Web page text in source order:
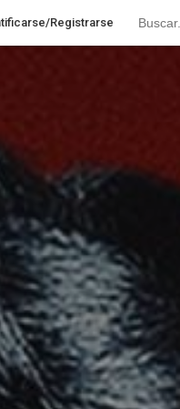
Registrarse